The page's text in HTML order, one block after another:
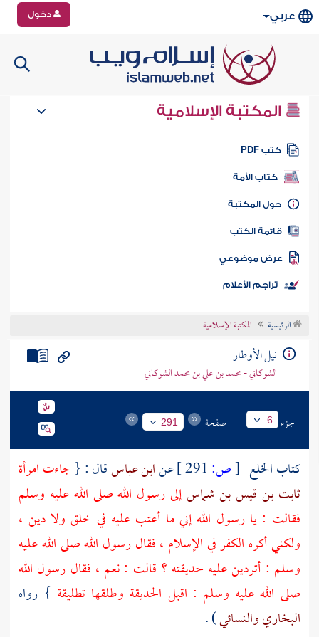
عربي دخول
المكتبة الإسلامية
كتب PDF
كتاب الأمة
المكتبة
الكتب
موضوعي
تراجم الأعلام
الرئيسية المكتبة الإسلامية
نيل الأوطار
الشوكاني - محمد بن علي بن محمد الشوكاني
جزء 6 صفحة 291
كتاب الخلع [ص: عنابن عباسقال : {جاءت امرأة
ثابت بن قيس بن شماسإلى رسول الله صلى الله عليه وسلم
فقالت : يا رسول الله إني ما أعتب عليه في خلق ولا دين ،
ولكني أكره الكفر في الإسلام ، فقال رسول الله صلى الله عليه
وسلم : أتردين عليه حديقته ؟ قالت : نعم ، فقال رسول الله
صلى الله عليه وسلم : اقبل الحديقة وطلقها تطليقة } رواه
البخاريوالنسائي) .